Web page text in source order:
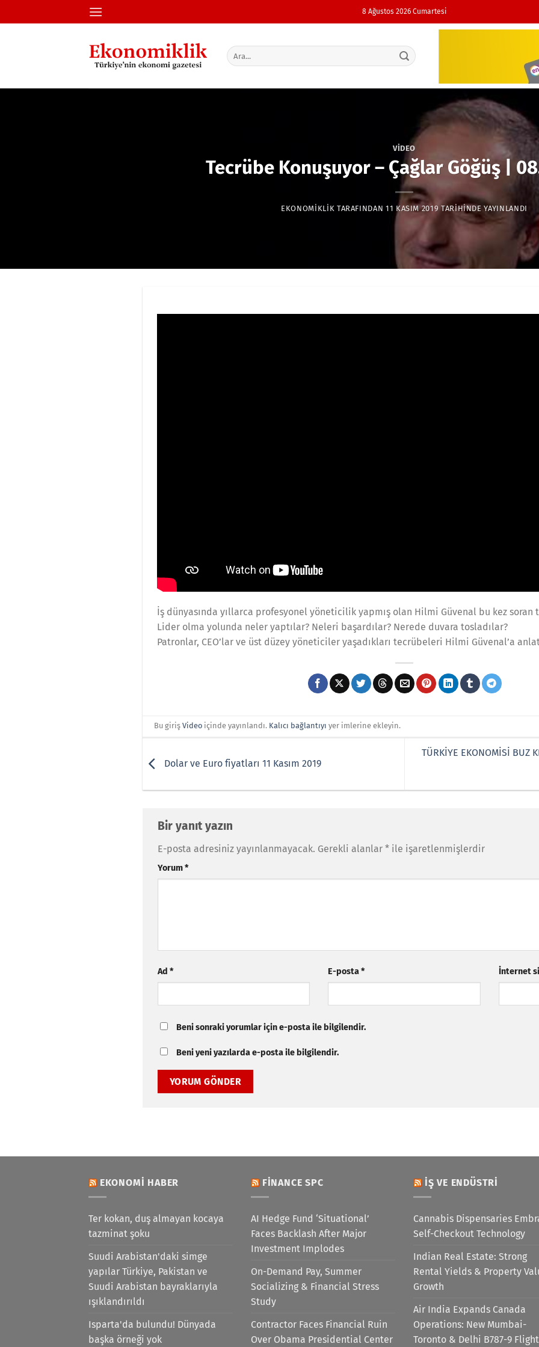
atla
8 Ağustos 2026 Cumartesi
VIDEO
Tecrübe Konuşuyor – Çağlar Göğüş |
EKONOMIKLIK TARAFINDAN 11 KASIM 2019TARIHINDE YAYINLANDI
İş dünyasında yıllarca profesyonel yöneticilik yapmış olan Hilmi Güvenal bu kez soran
Lider olma yolunda neler yaptılar? Neleri başardılar? Nerede duvara tosladılar?
Patronlar, CEO’lar ve üst düzey yöneticiler yaşadıkları tecrübeleri Hilmi Güvenal’a
Bu girişVideo içinde yayınlandı. Kalıcı bağlantıyı yer imlerine ekleyin.
Dolar ve Euro fiyatları 11 Kasım 2019
TÜRKİYE EKONOMİSİ BUZ
Bir yanıt yazın
E-posta adresiniz yayınlanmayacak. Gerekli alanlar * ile işaretlenmişlerdir
Yorum*
Ad * E-posta* İnternet
Beni sonraki yorumlar için e-posta ile bilgilendir.
Beni yeni yazılarda e-posta ile bilgilendir.
EKONOMI HABER
Ter kokan, duş almayan kocaya
tazminat şoku
Suudi Arabistan'daki simge
yapılar Türkiye, Pakistan ve
Suudi Arabistan bayraklarıyla
ışıklandırıldı
Isparta'da bulundu! Dünyada
başka örneği yok
FINANCE SPC
AI Hedge Fund ‘Situational’
Faces Backlash After Major
Investment Implodes
On-Demand Pay, Summer
Socializing & Financial Stress
Study
Contractor Faces Financial Ruin
Over Obama Presidential Center
İŞ VE ENDÜSTRI
Cannabis Dispensaries
Self-Checkout Technology
Indian Real Estate: Strong
Rental Yields & Property
Growth
Air India Expands Canada
Operations: New Mumbai-
Toronto & Delhi B787-9